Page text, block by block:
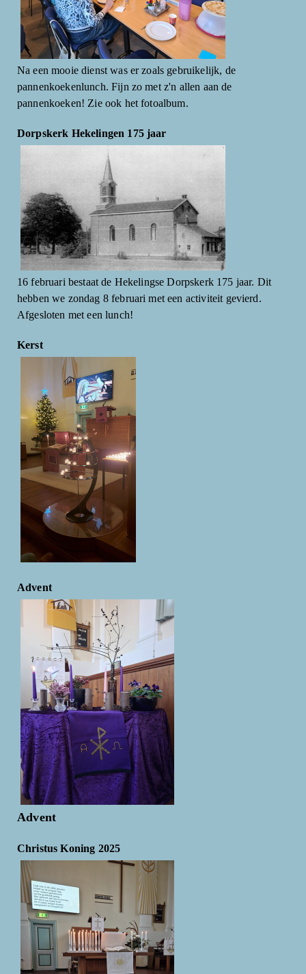
Na een mooie dienst was er zoals gebruikelijk, de
pannenkoekenlunch. Fijn zo met z'n allen aan de
pannenkoeken! Zie ook het fotoalbum.
Dorpskerk Hekelingen 175 jaar
16 februari bestaat de Hekelingse Dorpskerk 175 jaar. Dit
hebben we zondag 8 februari met een activiteit gevierd.
Afgesloten met een lunch!
Kerst
Advent
Advent
Christus Koning 2025